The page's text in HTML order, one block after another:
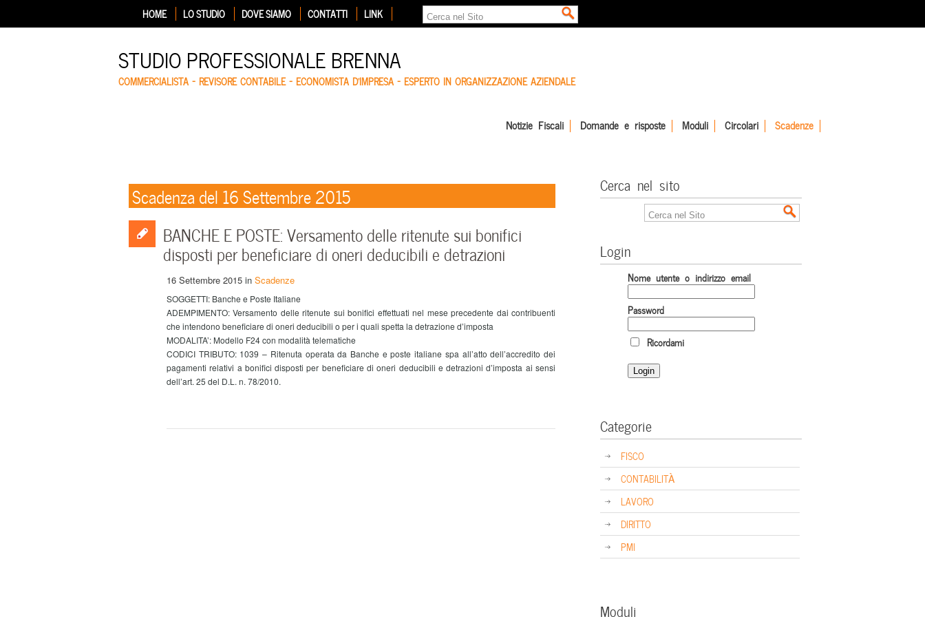
HOME LO STUDIO DOVE SIAMO CONTATTI LINK
STUDIO PROFESSIONALE BRENNA
COMMERCIALISTA – REVISORE CONTABILE – ECONOMISTA D'IMPRESA – ESPERTO IN ORGANIZZAZIONE AZIENDALE
Notizie Fiscali Domande e risposte Moduli Circolari Scadenze
Scadenza del 16 Settembre 2015
BANCHE E POSTE: Versamento delle ritenute sui bonifici
disposti per beneficiare di oneri deducibili e detrazioni
16 Settembre 2015 in Scadenze
SOGGETTI: Banche e Poste Italiane
ADEMPIMENTO: Versamento delle ritenute sui bonifici effettuati nel mese precedente dai contribuenti
che intendono beneficiare di oneri deducibili o per i quali spetta la detrazione d’imposta
MODALITA’: Modello F24 con modalità telematiche
CODICI TRIBUTO: 1039 – Ritenuta operata da Banche e poste italiane spa all’atto dell’accredito dei
pagamenti relativi a bonifici disposti per beneficiare di oneri deducibili e detrazioni d’imposta ai sensi
dell’art. 25 del D.L. n. 78/2010.
Cerca nel sito
Login
Nome utente o indirizzo email
Password
Ricordami
Categorie
FISCO
CONTABILITÀ
LAVORO
DIRITTO
PMI
Moduli